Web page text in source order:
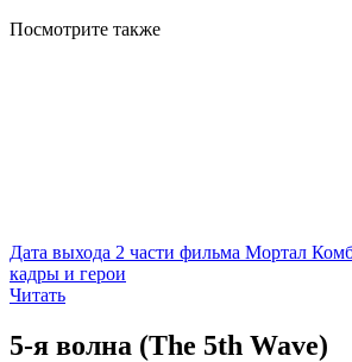
Посмотрите также
Дата выхода 2 части фильма Мортал
кадры и герои
Читать
5-я волна (The 5th Wave)